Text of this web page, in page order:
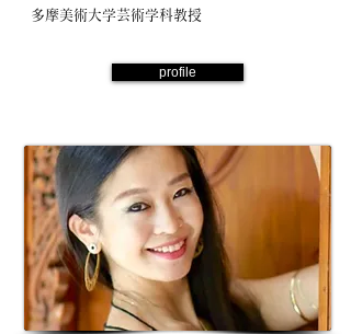
多摩美術大学芸術学科教授
profile